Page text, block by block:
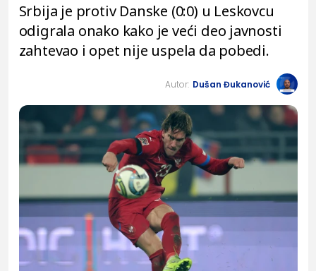
Srbija je protiv Danske (0:0) u Leskovcu
odigrala onako kako je veći deo javnosti
zahtevao i opet nije uspela da pobedi.
Autor: Dušan Đukanović